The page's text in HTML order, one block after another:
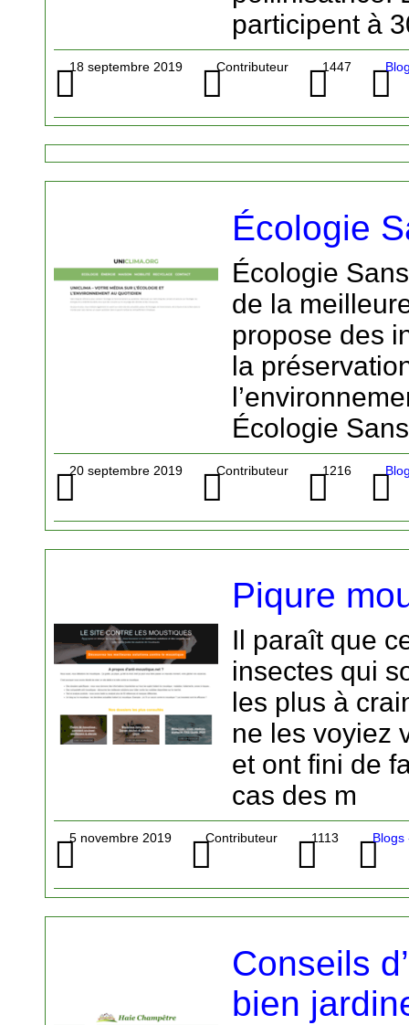
participent à
18 septembre 2019 Contributeur 1447
Écologie
Écologie
de la
propose des
la
Écologie
20 septembre 2019 Contributeur 1216
Piqure
Il paraît que
insectes qui
les plus à
ne les voyiez
et ont fini de
cas des m
5 novembre 2019 Contributeur 1113 Blogs
Conseils
bien